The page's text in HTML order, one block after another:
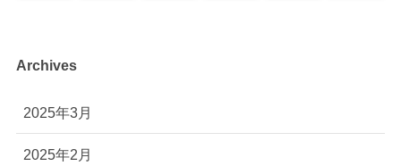
Archives
2025年3月
2025年2月